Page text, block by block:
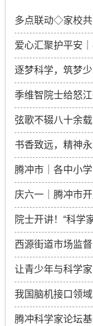
多点联动◇家校共
爱心汇聚护平安
逐梦科学，筑梦
季维智院士给怒
弦歌不辍八十余
书香致远，精神
腾冲市｜各中小
庆六一｜腾冲市
院士开讲！“科学
西源街道市场监
让青少年与科学
我国脑机接口领
腾冲科学家论坛